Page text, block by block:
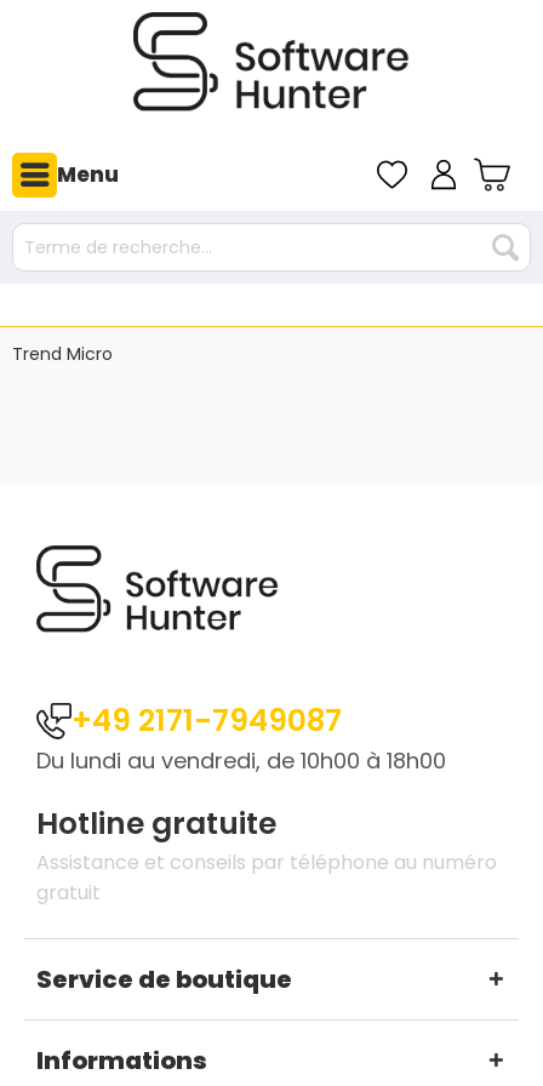
Menu
Trend Micro
+49 2171-7949087
Du lundi au vendredi, de 10h00 à 18h00
Hotline gratuite
Assistance et conseils par téléphone au numéro
gratuit
Service de boutique
Informations